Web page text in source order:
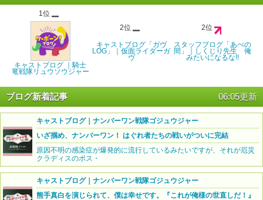
1位
キャストブログ ｜騎士
竜戦隊リュウソウジャー
2位
キャストブログ「ガヴ
LOG」｜仮面ライダーガ
ヴ
2位
スタッフブログ「あべの
間」｜しくじり先生 俺
みたいになるな!!
ブログ新着記事 06:05更新
キャストブログ｜ナンバーワン戦隊ゴジュウジャー
いざ掴め、ナンバーワン！ はぐれ者たちの戦いがついに完結
原因不明の感染症が爆発的に流行しているみたいですが、それが厄災
クラディスのボス・
キャストブログ｜ナンバーワン戦隊ゴジュウジャー
熊手真白を演じられて、僕は幸せです。『これが俺様の世直しだ！』